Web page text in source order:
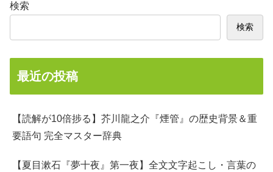
検索
検索
最近の投稿
【読解が10倍捗る】芥川龍之介『煙管』の歴史背景＆重
要語句 完全マスター辞典
【夏目漱石『夢十夜』第一夜】全文文字起こし・言葉の